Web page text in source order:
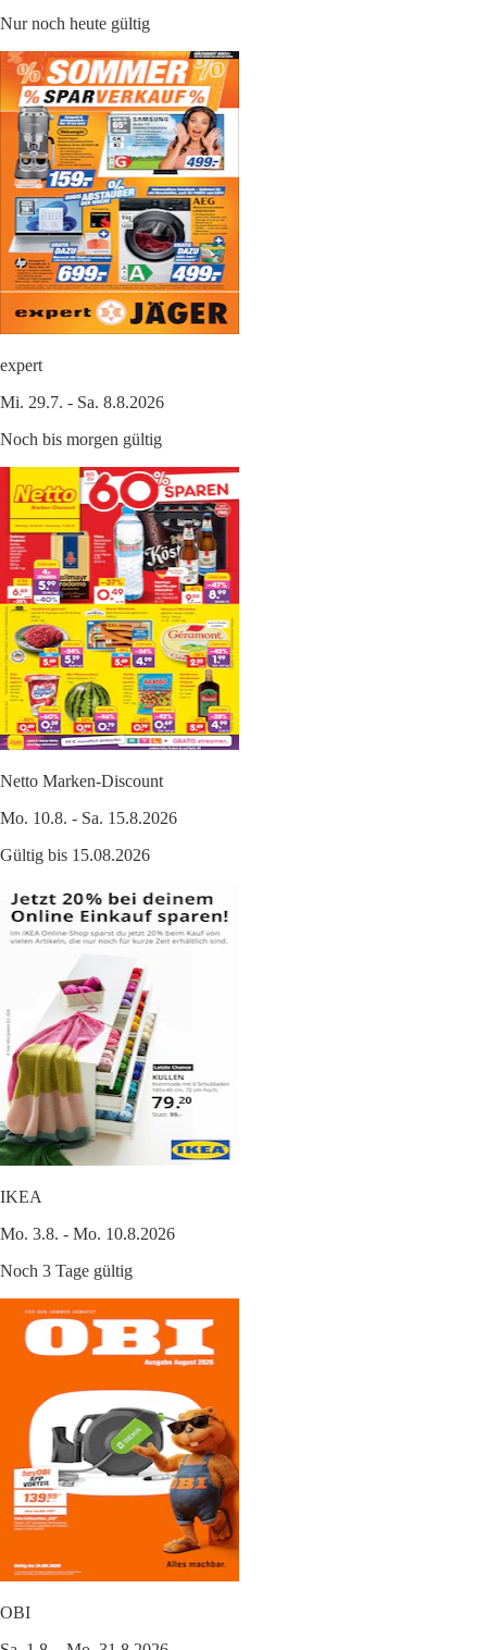
Nur noch heute gültig
expert
Mi. 29.7. - Sa. 8.8.2026
Noch bis morgen gültig
Netto Marken-Discount
Mo. 10.8. - Sa. 15.8.2026
Gültig bis 15.08.2026
IKEA
Mo. 3.8. - Mo. 10.8.2026
Noch 3 Tage gültig
OBI